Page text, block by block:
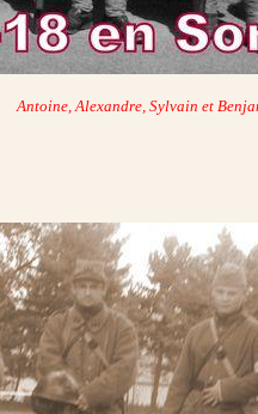
Antoine, Alexandre, Sylvain et